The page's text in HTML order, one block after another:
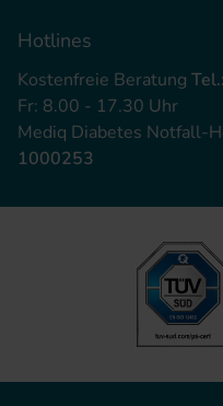
Hotlines
Kostenfreie Beratung
Fr: 8.00 - 17.30 Uhr
Mediq Diabetes Notfall-
1000253